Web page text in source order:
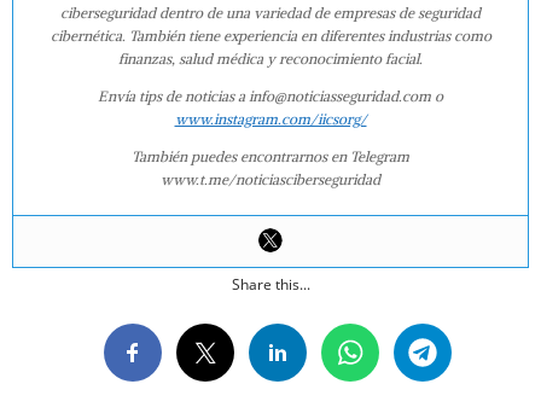
ciberseguridad dentro de una variedad de empresas de seguridad
cibernética. También tiene experiencia en diferentes industrias como
finanzas, salud médica y reconocimiento facial.
Envía tips de noticias a info@noticiasseguridad.com o
www.instagram.com/iicsorg/
También puedes encontrarnos en Telegram
www.t.me/noticiasciberseguridad
Share this...